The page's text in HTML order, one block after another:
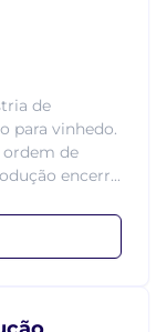
de
para vinhedo.
ordem de
encerr...